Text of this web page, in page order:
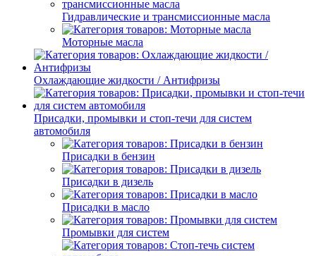
Гидравлические и трансмиссионные масла
Моторные масла
Охлаждающие жидкости / Антифризы
Присадки, промывки и стоп-течи для систем
автомобиля
Присадки в бензин
Присадки в дизель
Присадки в масло
Промывки для систем